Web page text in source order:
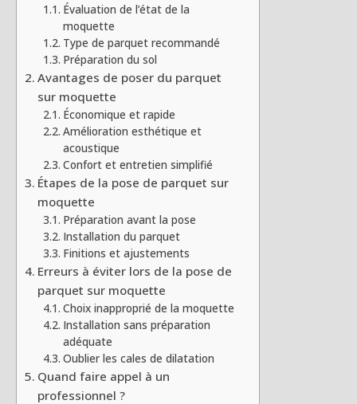
Évaluation de l’état de la
moquette
Type de parquet recommandé
Préparation du sol
Avantages de poser du parquet
sur moquette
Économique et rapide
Amélioration esthétique et
acoustique
Confort et entretien simplifié
Étapes de la pose de parquet sur
moquette
Préparation avant la pose
Installation du parquet
Finitions et ajustements
Erreurs à éviter lors de la pose de
parquet sur moquette
Choix inapproprié de la moquette
Installation sans préparation
adéquate
Oublier les cales de dilatation
Quand faire appel à un
professionnel ?